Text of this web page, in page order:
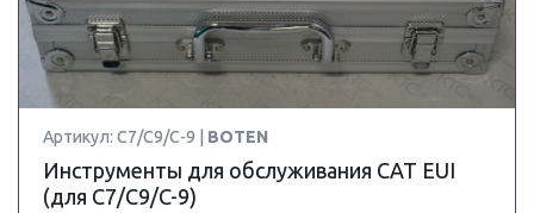
Артикул: C7/C9/C-9 | BOTEN
Инструменты для обслуживания CAT EUI
(для C7/C9/C-9)